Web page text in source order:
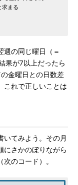
求まる
の同じ曜日（＝
果が7以上だったら
金曜日との日数差
これで正しいことは
てみよう。その月
にさかのぼりながら
のコード）。